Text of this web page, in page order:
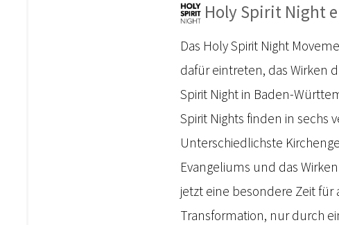
Holy Spirit Night
Das Holy Spirit Night
dafür eintreten, das Wirken
Spirit Night in Baden-
Spirit Nights finden in sechs
Unterschiedlichste
Evangeliums und das
jetzt eine besondere Zeit für
Transformation, nur durch